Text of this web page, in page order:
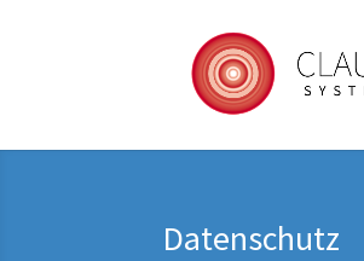
Datenschutz